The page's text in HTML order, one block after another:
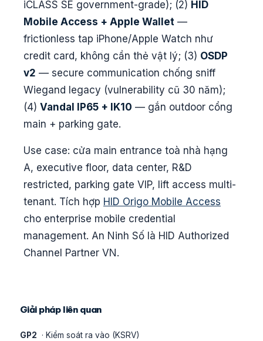
iCLASS SE government-grade); (2) HID
Mobile Access + Apple Wallet —
frictionless tap iPhone/Apple Watch như
credit card, không cần thẻ vật lý; (3) OSDP
v2 — secure communication chống sniff
Wiegand legacy (vulnerability cũ 30 năm);
(4) Vandal IP65 + IK10 — gắn outdoor cổng
main + parking gate.
Use case: cửa main entrance toà nhà hạng
A, executive floor, data center, R&D
restricted, parking gate VIP, lift access multi-
tenant. Tích hợp HID Origo Mobile Access
cho enterprise mobile credential
management. An Ninh Số là HID Authorized
Channel Partner VN.
Giải pháp liên quan
GP2 · Kiểm soát ra vào (KSRV)